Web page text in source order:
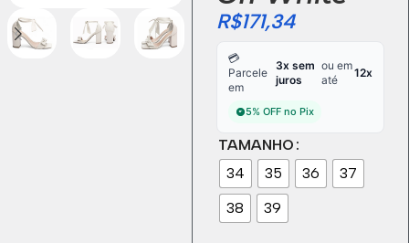
R$171,34
💳
Parcele
em
3x sem
juros
ou em
até
12x
5% OFF no Pix
TAMANHO
34
35 36
37
38
39